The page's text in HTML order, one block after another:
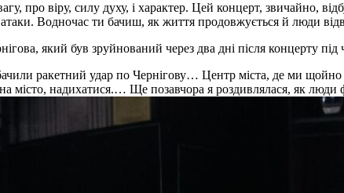
про віру, силу духу, і характер. Цей концерт, звичайно,
Водночас ти бачиш, як життя продовжується й люди
який був зруйнований через два дні після концерту під
ракетний удар по Чернігову… Центр міста, де ми
надихатися.… Ще позавчора я роздивлялася, як люди